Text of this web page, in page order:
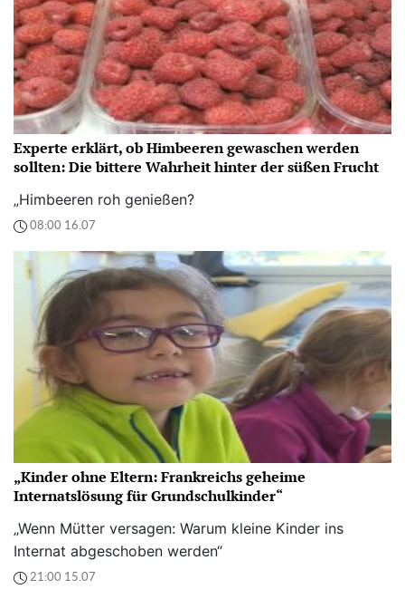
Experte erklärt, ob Himbeeren gewaschen werden
sollten: Die bittere Wahrheit hinter der süßen Frucht
„Himbeeren roh genießen?
08:00 16.07
„Kinder ohne Eltern: Frankreichs geheime
Internatslösung für Grundschulkinder“
„Wenn Mütter versagen: Warum kleine Kinder ins
Internat abgeschoben werden“
21:00 15.07